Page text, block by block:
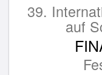
39.
auf